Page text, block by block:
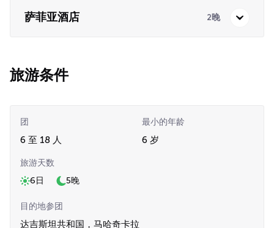
萨菲亚酒店 2晚
旅游条件
团
6 至 18 人
最小的年龄
6 岁
旅游天数
6日
5晚
目的地参团
达吉斯坦共和国，马哈奇卡拉